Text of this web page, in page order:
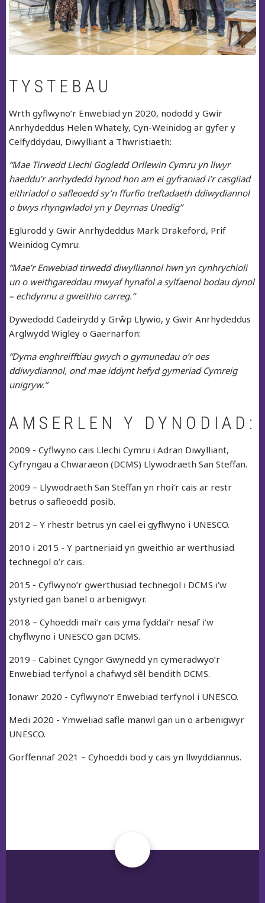
TYSTEBAU
Wrth gyflwyno’r Enwebiad yn 2020, nododd y Gwir
Anrhydeddus Helen Whately, Cyn-Weinidog ar gyfer y
Celfyddydau, Diwylliant a Thwristiaeth:
“Mae Tirwedd Llechi Gogledd Orllewin Cymru yn llwyr
haeddu’r anrhydedd hynod hon am ei gyfraniad i’r casgliad
eithriadol o safleoedd sy’n ffurfio treftadaeth ddiwydiannol
o bwys rhyngwladol yn y Deyrnas Unedig”
Eglurodd y Gwir Anrhydeddus Mark Drakeford, Prif
Weinidog Cymru:
“Mae’r Enwebiad tirwedd diwylliannol hwn yn cynhrychioli
un o weithgareddau mwyaf hynafol a sylfaenol bodau dynol
– echdynnu a gweithio carreg.”
Dywedodd Cadeirydd y Grŵp Llywio, y Gwir Anrhydeddus
Arglwydd Wigley o Gaernarfon:
“Dyma enghreifftiau gwych o gymunedau o’r oes
ddiwydiannol, ond mae iddynt hefyd gymeriad Cymreig
unigryw.”
AMSERLEN Y DYNODIAD:
2009 - Cyflwyno cais Llechi Cymru i Adran Diwylliant,
Cyfryngau a Chwaraeon (DCMS) Llywodraeth San Steffan.
2009 – Llywodraeth San Steffan yn rhoi’r cais ar restr
betrus o safleoedd posib.
2012 – Y rhestr betrus yn cael ei gyflwyno i UNESCO.
2010 i 2015 - Y partneriaid yn gweithio ar werthusiad
technegol o’r cais.
2015 - Cyflwyno’r gwerthusiad technegol i DCMS i’w
ystyried gan banel o arbenigwyr.
2018 – Cyhoeddi mai’r cais yma fyddai’r nesaf i’w
chyflwyno i UNESCO gan DCMS.
2019 - Cabinet Cyngor Gwynedd yn cymeradwyo’r
Enwebiad terfynol a chafwyd sêl bendith DCMS.
Ionawr 2020 - Cyflwyno’r Enwebiad terfynol i UNESCO.
Medi 2020 - Ymweliad safle manwl gan un o arbenigwyr
UNESCO.
Gorffennaf 2021 – Cyhoeddi bod y cais yn llwyddiannus.